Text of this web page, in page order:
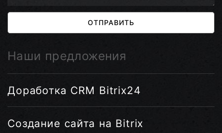
ОТПРАВИТЬ
Наши предложения
Доработка CRM Bitrix24
Создание сайта на Bitrix